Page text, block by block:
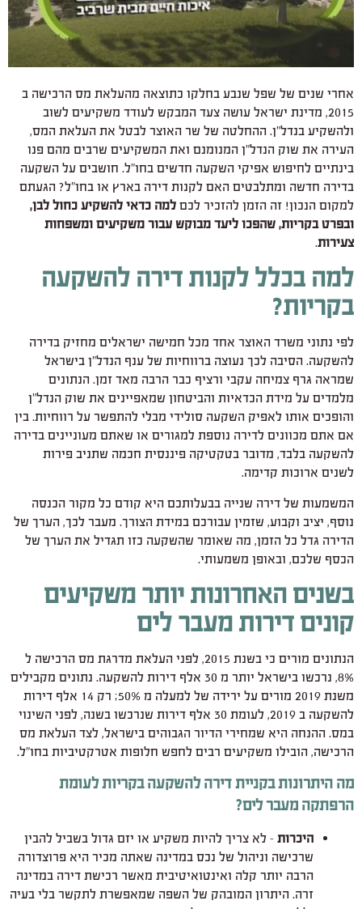
אחרי שנים של שפל שנבע בחלקו כתוצאה מהעלאת מס הרכישה ב
2015, מדינת ישראל עושה צעד המבקש לעודד משקיעים לשוב
ולהשקיע בנדל"ן. ההחלטה של שר האוצר לבטל את העלאת המס,
העירה את שוק הנדל"ן המנומנם ואת המשקיעים שרבים מהם פנו
בינתיים לחיפוש אפיקי השקעה חדשים בחו"ל. חושבים על השקעה
בדירה חדשה ומתלבטים האם לקנות דירה בארץ או בחו"ל? הגעתם
למקום הנכון! זה הזמן להזכיר לכם למה כדאי להשקיע כחול לבן,
ובפרט בקריות, שהפכו ליעד מבוקש עבור משקיעים ומשפחות
צעירות.
למה בכלל לקנות דירה להשקעה
בקריות?
לפי נתוני משרד האוצר אחד מכל חמישה ישראלים מחזיק בדירה
להשקעה. הסיבה לכך נעוצה ברווחיות של ענף הנדל"ן בישראל
שמראה גרף צמיחה עקבי ורציף כבר הרבה מאד זמן. הנתונים
מלמדים על מידת הכדאיות והביטחון שמאפיינים את שוק הנדל"ן
והופכים אותו לאפיק השקעה סולידי מבלי להתפשר על רווחיות. בין
אם אתם מכוונים לדירה נוספת למגורים או שאתם מעוניינים בדירה
להשקעה בלבד, מדובר בטקטיקה פיננסית חכמה שתניב פירות
לשנים ארוכות קדימה.
המשמעות של דירה שנייה בבעלותכם היא קודם כל מקור הכנסה
נוסף, יציב וקבוע, שזמין עבורכם במידת הצורך. מעבר לכך, הערך של
הדירה גדל כל הזמן, מה שאומר שהשקעה כזו תגדיל את הערך של
הכסף שלכם, ובאופן משמעותי.
בשנים האחרונות יותר משקיעים
קונים דירות מעבר לים
הנתונים מורים כי בשנת 2015, לפני העלאת מדרגת מס הרכישה ל
8%, נרכשו בישראל יותר מ 30 אלף דירות להשקעה. נתונים מקבילים
משנת 2019 מורים על ירידה של למעלה מ 50%; רק 14 אלף דירות
להשקעה ב 2019, לעומת 30 אלף דירות שנרכשו בשנה, לפני השינוי
במס. ההנחה היא שמחירי הדיור הגבוהים בישראל, לצד העלאת מס
הרכישה, הובילו משקיעים רבים לחפש חלופות אטרקטיביות בחו"ל.
מה היתרונות בקניית דירה להשקעה בקריות לעומת
הרפתקה מעבר לים?
היכרות – לא צריך להיות משקיע או יזם גדול בשביל להבין
שרכישה וניהול של נכס במדינה שאתה מכיר היא פרוצדורה
הרבה יותר קלה ואינטואיטיבית מאשר רכישת דירה במדינה
זרה. היתרון המובהק של השפה שמאפשרת לתקשר בלי בעיה